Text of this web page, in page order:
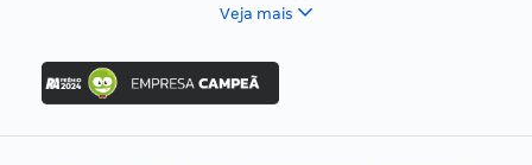
Concurso Nacional Unificado
Concurso Ibama
Concurso MPU
Editais publicados
Veja mais